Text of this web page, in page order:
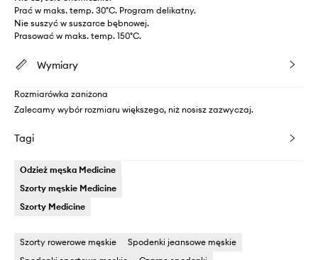
Prać w maks. temp. 30°C. Program delikatny.
Nie suszyć w suszarce bębnowej.
Prasować w maks. temp. 150°C.
Wymiary
Rozmiarówka zaniżona
Zalecamy wybór rozmiaru większego, niż nosisz zazwyczaj.
Tagi
Odzież męska Medicine
Szorty męskie Medicine
Szorty Medicine
Szorty rowerowe męskie
Spodenki jeansowe męskie